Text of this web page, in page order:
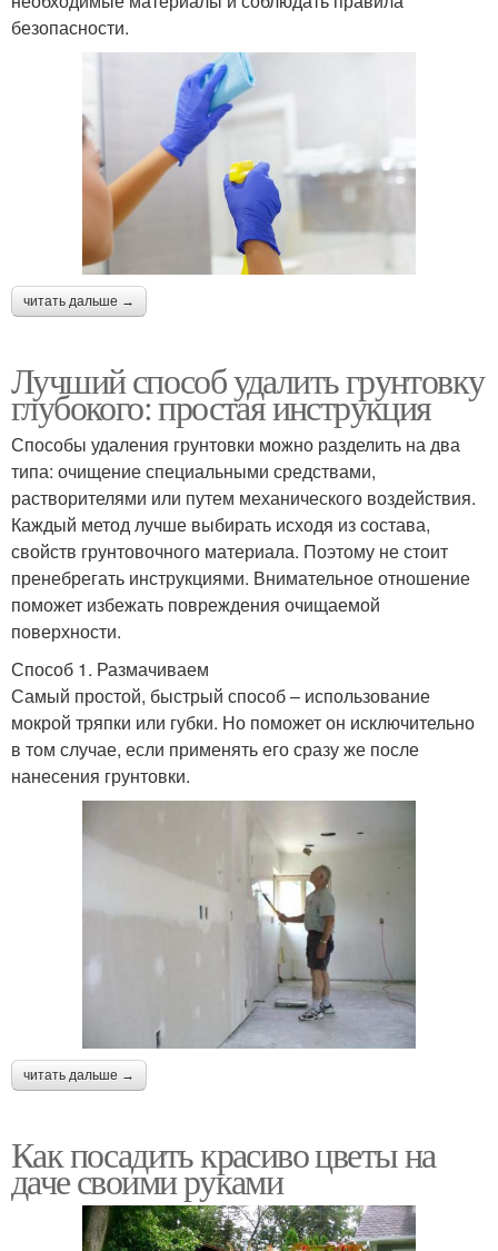
безопасности.
читать дальше →
Лучший способ удалить грунтовку
глубокого: простая инструкция
Способы удаления грунтовки можно разделить на два
типа: очищение специальными средствами,
растворителями или путем механического воздействия.
Каждый метод лучше выбирать исходя из состава,
свойств грунтовочного материала. Поэтому не стоит
пренебрегать инструкциями. Внимательное отношение
поможет избежать повреждения очищаемой
поверхности.
Способ 1. Размачиваем
Самый простой, быстрый способ – использование
мокрой тряпки или губки. Но поможет он исключительно
в том случае, если применять его сразу же после
нанесения грунтовки.
читать дальше →
Как посадить красиво цветы на
даче своими руками